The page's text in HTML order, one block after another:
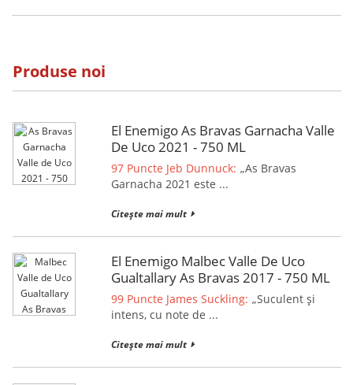
Produse noi
El Enemigo As Bravas Garnacha Valle
De Uco 2021 - 750 ML
97 Puncte Jeb Dunnuck: „As Bravas
Garnacha 2021 este ...
Citește mai mult
El Enemigo Malbec Valle De Uco
Gualtallary As Bravas 2017 - 750 ML
99 Puncte James Suckling: „Suculent și
intens, cu note de ...
Citește mai mult